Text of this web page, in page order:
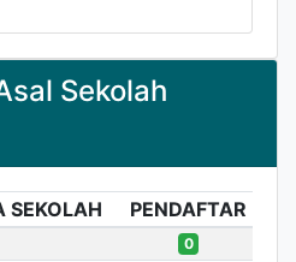
Sekolah
SEKOLAH PENDAFTAR
0